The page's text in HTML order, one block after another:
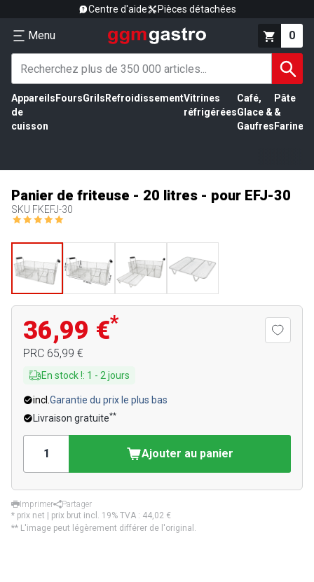
Centre d'aide Pièces détachées
Menu 0
Appareils
de
cuisson
FoursGrils RefroidissementVitrines
réfrigérées
Café,
Glace &
Gaufres
Pâte
&
Farine
Panier de friteuse - 20 litres - pour EFJ-30
SKU FKEFJ-30
36,99 €*
PRC 65,99 €
En stock !: 1 - 2 jours
incl. Garantie du prix le plus bas
Livraison gratuite**
Ajouter au panier
Imprimer
Partager
* prix net | prix brut incl. 19% TVA : 44,02 €
** L'image peut légèrement différer de l'original.